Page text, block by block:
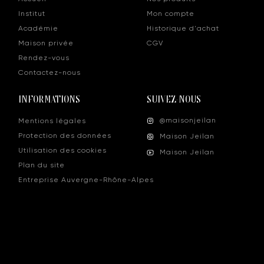
Institut
Académie
Maison privée
Rendez-vous
Contactez-nous
Mon compte
Historique d'achat
CGV
INFORMATIONS
Mentions légales
Protection des données
Utilisation des cookies
Plan du site
Entreprise Auvergne-Rhône-Alpes
SUIVEZ-NOUS
@maisonjeilan
Maison Jeilan
Maison Jeilan